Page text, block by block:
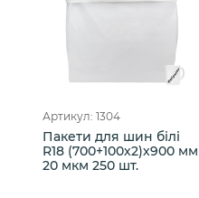
Артикул: 1304
Пакети для шин білі
R18 (700+100х2)х900 мм
20 мкм 250 шт.